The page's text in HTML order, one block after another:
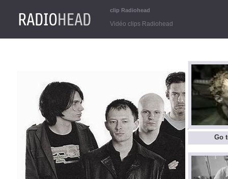
clip Radiohead
Vidéo clips Radiohead
Go